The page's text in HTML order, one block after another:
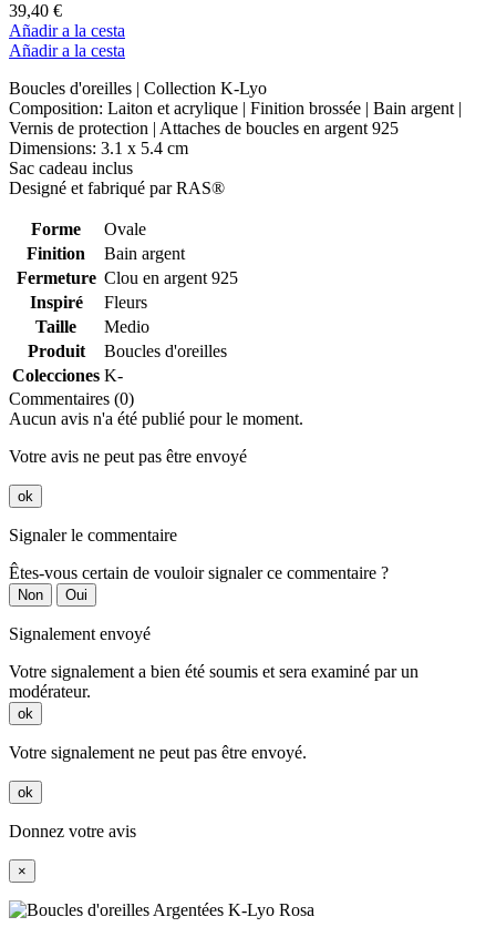
39,40 €
Añadir a la cesta
Añadir a la cesta
Boucles d'oreilles | Collection K-Lyo
Composition: Laiton et acrylique | Finition brossée | Bain argent |
Vernis de protection | Attaches de boucles en argent 925
Dimensions: 3.1 x 5.4 cm
Sac cadeau inclus
Designé et fabriqué par RAS®
Forme
Ovale
Finition
Bain argent
Fermeture Clou en argent 925
Inspiré
Fleurs
Taille
Medio
Produit
Boucles d'oreilles
Colecciones K-
Commentaires (0)
Aucun avis n'a été publié pour le moment.
Votre avis ne peut pas être envoyé
ok
Signaler le commentaire
Êtes-vous certain de vouloir signaler ce commentaire ?
Non Oui
Signalement envoyé
Votre signalement a bien été soumis et sera examiné par un
modérateur.
ok
Votre signalement ne peut pas être envoyé.
ok
Donnez votre avis
×